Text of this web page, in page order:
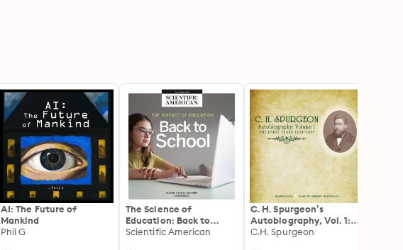
AI: The Future of
Mankind
Phil G
The Science of
Education: Back to
School
Scientific American
C. H. Spurgeon’s
Autobiography, Vol. 1:
The Early Years, 1834–
C.H. Spurgeon